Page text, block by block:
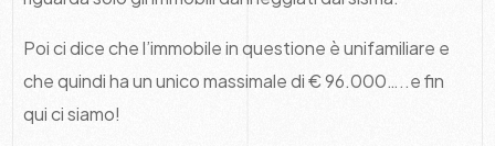
Poi ci dice che l’immobile in questione è unifamiliare e
che quindi ha un unico massimale di € 96.000…..e fin
qui ci siamo!